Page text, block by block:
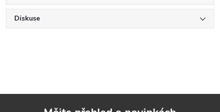
Diskuse